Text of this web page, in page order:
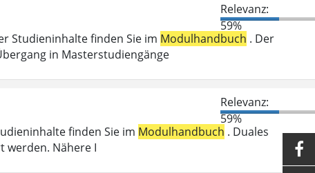
Relevanz:
59%
Studieninhalte finden Sie im Modulhandbuch . Der
in Masterstudiengänge
Relevanz:
59%
finden Sie im Modulhandbuch . Duales
werden. Nähere I
